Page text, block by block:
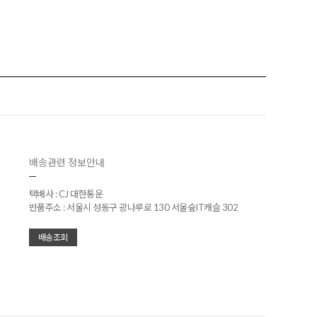
배송관련 정보안내
택배사 : CJ 대한통운
반품주소 : 서울시 성동구 광나루로 130 서울숲IT캐슬 302
배송조회